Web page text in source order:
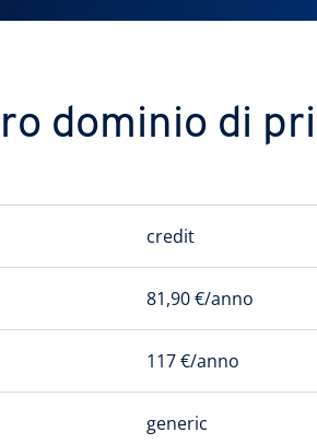
dominio di
credit
81,90 €/anno
117 €/anno
generic